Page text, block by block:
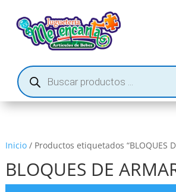
Búsqueda
de
productos
Inicio/ Productos etiquetados “BLOQUES
BLOQUES DE